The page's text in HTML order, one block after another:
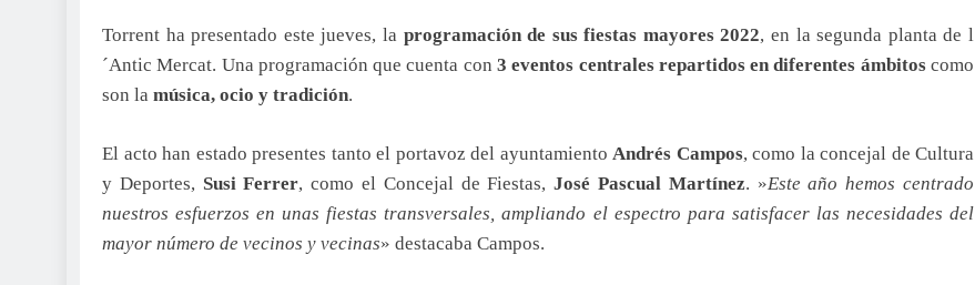
Torrent ha presentado este jueves, la programación de sus fiestas mayores 2022, en la segunda planta de l
´Antic Mercat. Una programación que cuenta con 3 eventos centrales repartidos en diferentes ámbitoscomo
son la música, ocio y tradición.
El acto han estado presentes tanto el portavoz del ayuntamiento Andrés Campos, como la concejal de Cultura
y Deportes, Susi Ferrer, como el Concejal de Fiestas,José Pascual Martínez. »Este año hemos centrado
nuestros esfuerzos en unas fiestas transversales, ampliando el espectro para satisfacer las necesidades del
mayor número de vecinos y vecinas» destacaba Campos.